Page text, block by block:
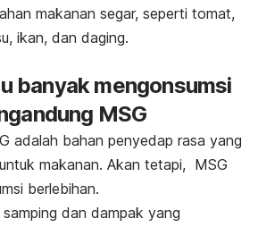
makanan segar, seperti tomat,
ikan, dan daging.
banyak mengonsumsi
MSG
adalah bahan penyedap rasa yang
makanan. Akan tetapi, MSG
berlebihan.
dan dampak yang